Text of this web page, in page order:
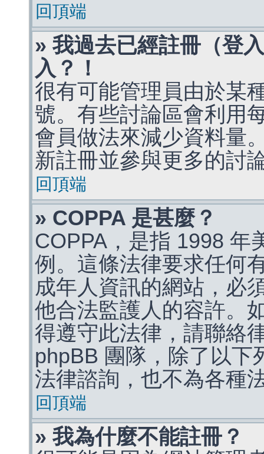
回頂端
» 我過去已經註冊（登
入？！
很有可能管理員由於某
號。有些討論區會利用
會員做法來減少資料量
新註冊並參與更多的討
回頂端
» COPPA 是甚麼？
COPPA，是指 1998 年
例。這條法律要求任何
成年人資訊的網站，必
他合法監護人的容許。
得遵守此法律，請聯絡
phpBB 團隊，除了以下
法律諮詢，也不為各種
回頂端
» 我為什麼不能註冊？